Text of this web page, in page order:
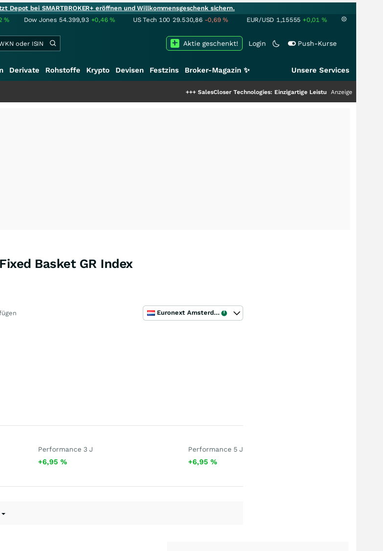
Depot bei SMARTBROKER+ eröffnen und Willkommensgeschenk sichern.
% Dow Jones 54.399,93 +0,46% US Tech 100 29.530,86 -0,69% EUR/USD 1,15555 +0,01 %
Login Push-Kurse
Aktie geschenkt!
Derivate Rohstoffe Krypto Devisen Festzins Broker-Magazin ✨ Unsere Services
SalesCloser Technologies: Einzigartige Leistung zieht die Top-Dogs an!
Anzeige
Basket GR Index
Euronext Amsterdam
Performance 3 J
+6,95 %
Performance 5 J
+6,95 %